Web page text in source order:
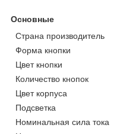
Основные
Страна производитель
Форма кнопки
Цвет кнопки
Количество кнопок
Цвет корпуса
Подсветка
Номинальная сила тока